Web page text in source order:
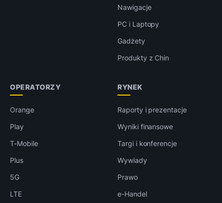
Nawigacje
PC i Laptopy
Gadżety
Produkty z Chin
OPERATORZY
Orange
Play
T-Mobile
Plus
5G
LTE
RYNEK
Raporty i prezentacje
Wyniki finansowe
Targi i konferencje
Wywiady
Prawo
e-Handel